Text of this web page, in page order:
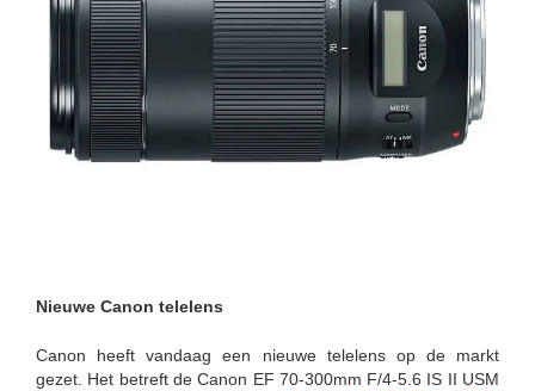
Nieuwe Canon telelens
Canon heeft vandaag een nieuwe telelens op de markt
gezet. Het betreft de Canon EF 70-300mm F/4-5.6 IS II USM